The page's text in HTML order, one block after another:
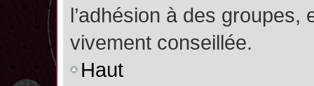
l’adhésion à des groupes,
vivement conseillée.
Haut